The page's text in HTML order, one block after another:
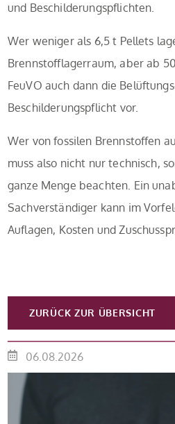
und Beschilderungspflichten.
Wer weniger als 6,5 t Pellets
Brennstofflagerraum, aber ab
FeuVO auch dann die
Beschilderungspflicht vor.
Wer von fossilen Brennstoffen
muss also nicht nur technisch,
ganze Menge beachten. Ein
Sachverständiger kann im
Auflagen, Kosten und
ZURÜCK ZUR ÜBERSICHT
06.08.2026